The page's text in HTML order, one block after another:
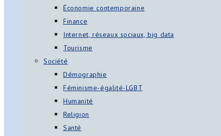
Économie contemporaine
Finance
Internet, réseaux sociaux, big data
Tourisme
Société
Démographie
Féminisme-égalité-LGBT
Humanité
Religion
Santé